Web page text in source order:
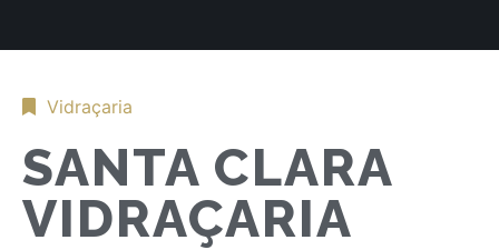
Vidraçaria
SANTA CLARA
VIDRAÇARIA